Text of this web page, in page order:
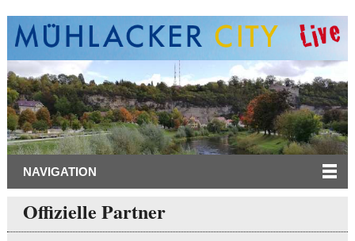
NAVIGATION
Offizielle Partner